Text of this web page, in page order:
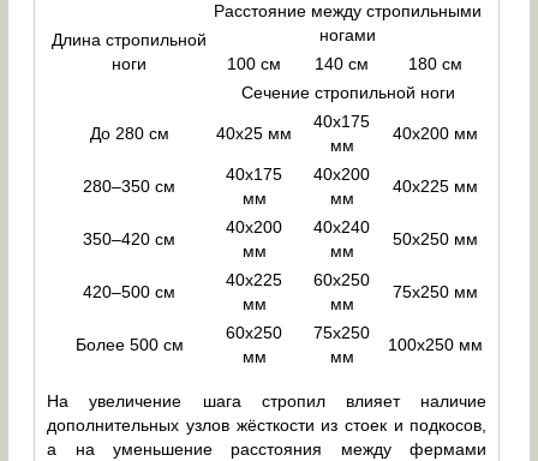
Длина стропильной
ноги
Расстояние между стропильными
ногами
100 см
140 см
180 см
Сечение стропильной ноги
До 280 см 40х25 мм
40х175
мм
40х200 мм
280–350 см
40х175
мм
40х200
мм
40х225 мм
350–420 см
40х200
мм
40х240
мм
50х250 мм
420–500 см
40х225
мм
60х250
мм
75х250 мм
Более 500 см
60х250
мм
75х250
мм
100х250 мм
На увеличение шага стропил влияет наличие
дополнительных узлов жёсткости из стоек и подкосов,
а на уменьшение расстояния между фермами